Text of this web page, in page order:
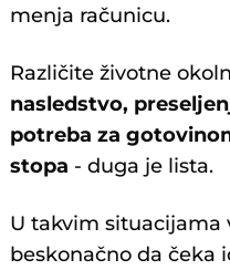
menja računicu.
Različite životne
nasledstvo,
potreba za
stopa - duga je lista.
U takvim situacijama
beskonačno da čeka